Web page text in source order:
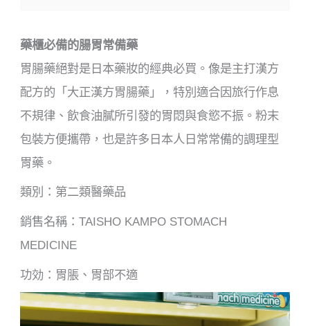
藥櫃必備的腸胃常備藥
胃腸藥絕對是日本藥妝的經典必買。像是主打漢方
配方的「大正漢方胃腸藥」，特別適合因旅行作息
不規律、飲食油膩所引發的胃悶與食慾不振。粉末
包裝方便攜帶，也是許多日本人日常常備的調理型
胃藥。
類別：第二類醫藥品
銷售名稱：TAISHO KAMPO STOMACH
MEDICINE
功効：胃脹、胃部不適